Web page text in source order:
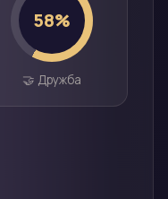
58%
🤝 Дружба